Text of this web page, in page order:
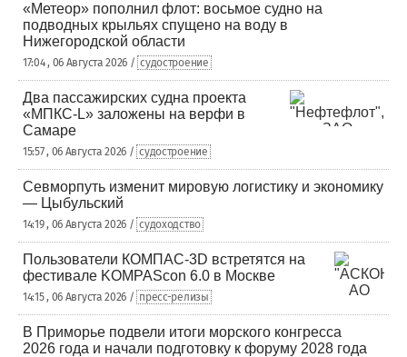
«Метеор» пополнил флот: восьмое судно на
подводных крыльях спущено на воду в
Нижегородской области
17:04 , 06 Августа 2026 / судостроение
Два пассажирских судна проекта
«МПКС-L» заложены на верфи в
Самаре
15:57 , 06 Августа 2026 / судостроение
Севморпуть изменит мировую логистику и экономику
— Цыбульский
14:19 , 06 Августа 2026 / судоходство
Пользователи КОМПАС-3D встретятся на
фестивале KOMPAScon 6.0 в Москве
14:15 , 06 Августа 2026 / пресс-релизы
В Приморье подвели итоги морского конгресса
2026 года и начали подготовку к форуму 2028 года